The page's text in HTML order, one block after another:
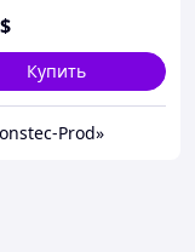
$
Купить
Prod»